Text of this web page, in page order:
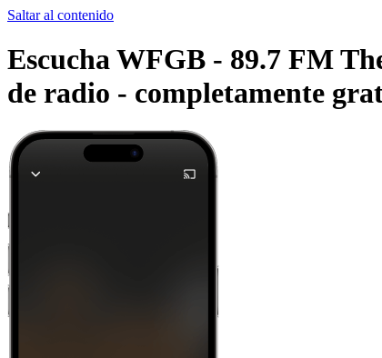
Saltar al contenido
Escucha WFGB - 89.7 FM
de radio - completamente